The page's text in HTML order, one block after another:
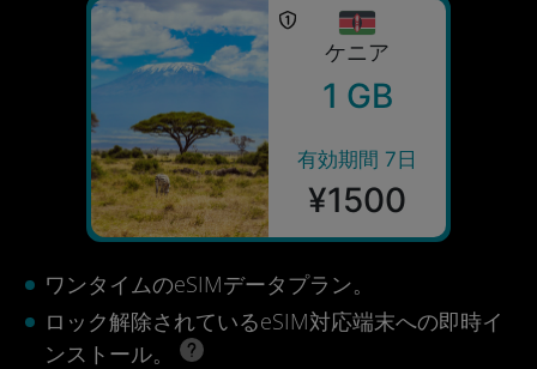
ケニア
1 GB
有効期間 7日
¥1500
ワンタイムのeSIMデータプラン。
ロック解除されているeSIM対応端末への即時イ
ンストール。